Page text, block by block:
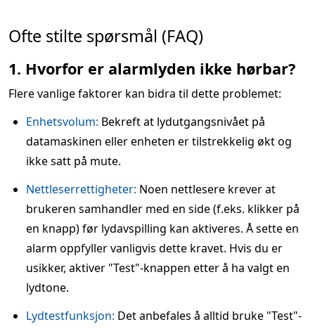
Ofte stilte spørsmål (FAQ)
1. Hvorfor er alarmlyden ikke hørbar?
Flere vanlige faktorer kan bidra til dette problemet:
Enhetsvolum: Bekreft at lydutgangsnivået på
datamaskinen eller enheten er tilstrekkelig økt og
ikke satt på mute.
Nettleserrettigheter: Noen nettlesere krever at
brukeren samhandler med en side (f.eks. klikker på
en knapp) før lydavspilling kan aktiveres. Å sette en
alarm oppfyller vanligvis dette kravet. Hvis du er
usikker, aktiver "Test"-knappen etter å ha valgt en
lydtone.
Lydtestfunksjon: Det anbefales å alltid bruke "Test"-